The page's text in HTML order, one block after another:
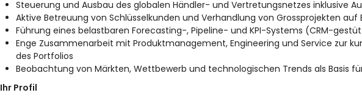
Steuerung und Ausbau des globalen Händler- und Vertretungsnetzes inklusive
Aktive Betreuung von Schlüsselkunden und Verhandlung von Grossprojekten auf
Führung eines belastbaren Forecasting-, Pipeline- und KPI-Systems (CRM-
Enge Zusammenarbeit mit Produktmanagement, Engineering und Service zur
des Portfolios
Beobachtung von Märkten, Wettbewerb und technologischen Trends als Basis
Ihr Profil